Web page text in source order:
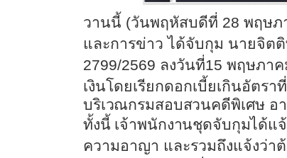
วานนี้ (วันพฤหัสบดีที่ 28 พฤษภ
และการข่าว ได้จับกุม นายจิต
2799/2569 ลงวันที่15 พฤษภา
เงินโดยเรียกดอกเบี้ยเกินอัตรา
บริเวณกรมสอบสวนคดีพิเศษ อ
ทั้งนี้ เจ้าพนักงานชุดจับกุมได้แ
ความอาญา และรวมถึงแจ้งว่า